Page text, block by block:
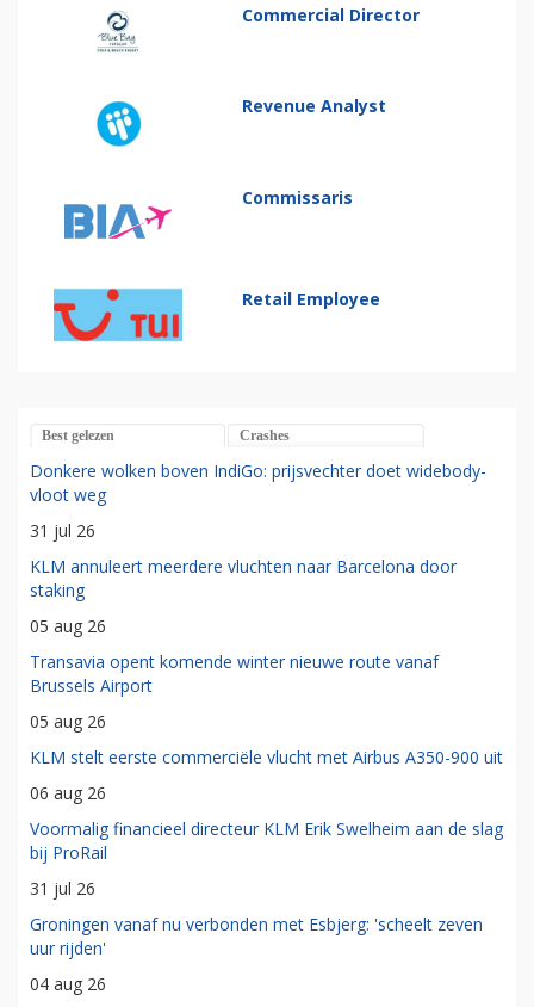
Commercial Director
Revenue Analyst
Commissaris
Retail Employee
Best gelezen Crashes
Donkere wolken boven IndiGo: prijsvechter doet widebody-
vloot weg
31 jul 26
KLM annuleert meerdere vluchten naar Barcelona door
staking
05 aug 26
Transavia opent komende winter nieuwe route vanaf
Brussels Airport
05 aug 26
KLM stelt eerste commerciële vlucht met Airbus A350-900 uit
06 aug 26
Voormalig financieel directeur KLM Erik Swelheim aan de slag
bij ProRail
31 jul 26
Groningen vanaf nu verbonden met Esbjerg: 'scheelt zeven
uur rijden'
04 aug 26